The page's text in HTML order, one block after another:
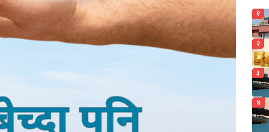
१
२
३
४